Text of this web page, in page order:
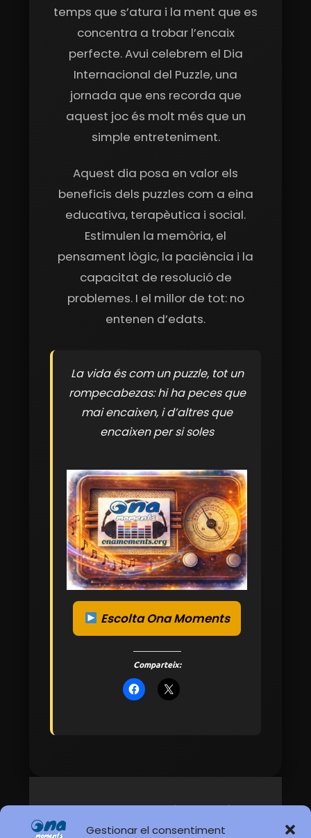
Gestionar el consentiment
temps que s’atura i la ment que es
concentra a trobar l’encaix
perfecte. Avui celebrem el Dia
Internacional del Puzzle, una
jornada que ens recorda que
aquest joc és molt més que un
simple entreteniment.
Aquest dia posa en valor els
beneficis dels puzzles com a eina
educativa, terapèutica i social.
Estimulen la memòria, el
pensament lògic, la paciència i la
capacitat de resolució de
problemes. I el millor de tot: no
entenen d’edats.
La vida és com un puzzle, tot un
rompecabezas: hi ha peces que
mai encaixen, i d’altres que
encaixen per si soles
Escolta Ona Moments
Comparteix:
Manifest per la Convivència Pacífica:
L’art d’escoltar